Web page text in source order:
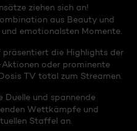
ziehen sich an!
aus Beauty und
emotionalsten Momente.
die Highlights der
oder prominente
TV total zum Streamen.
Duelle und spannende
Wettkämpfe und
Staffel an.